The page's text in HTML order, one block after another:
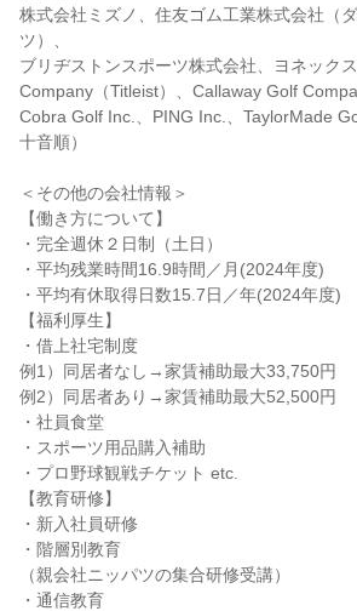
株式会社ミズノ、住友ゴム工業株式会社（
ツ）、
ブリヂストンスポーツ株式会社、ヨネック
Company（Titleist）、Callaway Golf
Cobra Golf Inc.、PING Inc.、TaylorMade
十音順）
＜その他の会社情報＞
【働き方について】
・完全週休２日制（土日）
・平均残業時間16.9時間／月(2024年度)
・平均有休取得日数15.7日／年(2024年度)
【福利厚生】
・借上社宅制度
例1）同居者なし→家賃補助最大33,750円
例2）同居者あり→家賃補助最大52,500円
・社員食堂
・スポーツ用品購入補助
・プロ野球観戦チケット etc.
【教育研修】
・新入社員研修
・階層別教育
（親会社ニッパツの集合研修受講）
・通信教育